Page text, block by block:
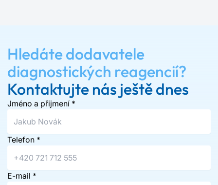
Hledáte dodavatele
diagnostických reagencií?
Kontaktujte nás ještě dnes
Jméno a přijmení *
Telefon *
E-mail *